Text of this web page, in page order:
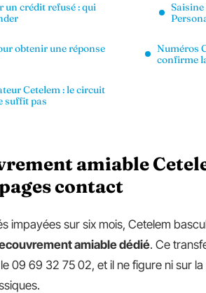
un crédit refusé : qui
obtenir une réponse
Cetelem : le circuit
suffit pas
Numéros
confirme
amiable
contact
impayées sur six mois, Cetelem
amiable dédié. Ce
09 69 32 75 02, et il ne figure ni sur